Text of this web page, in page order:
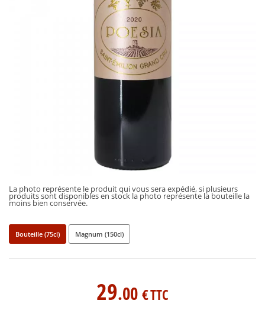
La photo représente le produit qui vous sera expédié, si plusieurs
produits sont disponibles en stock la photo représente la bouteille la
moins bien conservée.
Bouteille (75cl) Magnum (150cl)
29.00 €TTC